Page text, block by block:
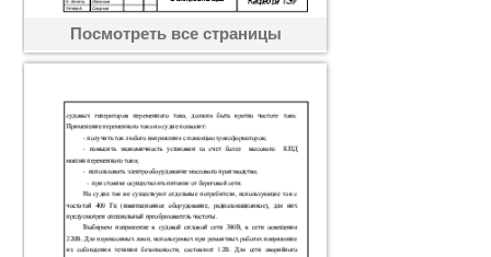
Посмотреть все страницы